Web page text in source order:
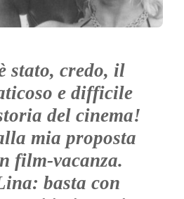
stato, credo, il
e difficile
del cinema!
mia proposta
film-vacanza.
basta con